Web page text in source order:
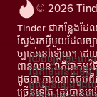
© 2026
Tinder ជាកន្លែងដែ
ស្វែងរកអ្វីមួយដែល
ច្បាស់នៅឡើយ។ ដោយ
ពាន់លាន វាគឺជាក
ដូចជា ការណាត់ជួបពីរ
ច្រើនទៀត ត្រូវបានប
យើងឲ្យតម្លៃចំពោ
វិធីតាមដានដើម្
ផ្តល់ជូនផ្សេងៗដល់